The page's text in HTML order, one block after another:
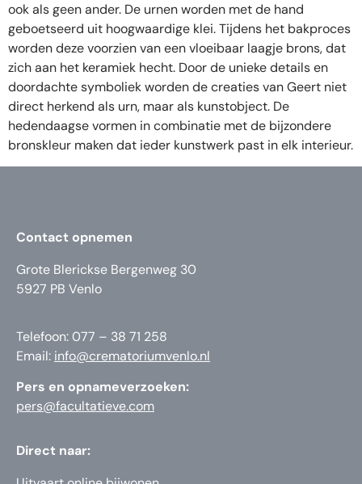
ook als geen ander. De urnen worden met de hand
geboetseerd uit hoogwaardige klei. Tijdens het bakproces
worden deze voorzien van een vloeibaar laagje brons, dat
zich aan het keramiek hecht. Door de unieke details en
doordachte symboliek worden de creaties van Geert niet
direct herkend als urn, maar als kunstobject. De
hedendaagse vormen in combinatie met de bijzondere
bronskleur maken dat ieder kunstwerk past in elk interieur.
Contact opnemen
Grote Blerickse Bergenweg 30
5927 PB Venlo
Telefoon: 077 – 38 71 258
Email: info@crematoriumvenlo.nl
Pers en opnameverzoeken:
pers@facultatieve.com
Direct naar: